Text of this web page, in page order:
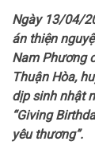
Ngày 13/04/
án thiện
Nam Phương
Thuận Hòa,
dịp sinh nhật
“Giving
yêu thương”.